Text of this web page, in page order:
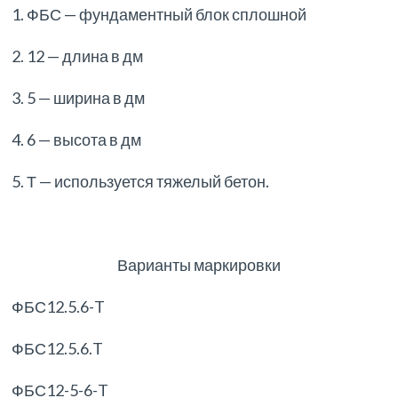
1. ФБС — фундаментный блок сплошной
2. 12 — длина в дм
3. 5 — ширина в дм
4. 6 — высота в дм
5. Т — используется тяжелый бетон.
Варианты маркировки
ФБС12.5.6-T
ФБС12.5.6.T
ФБС12-5-6-T